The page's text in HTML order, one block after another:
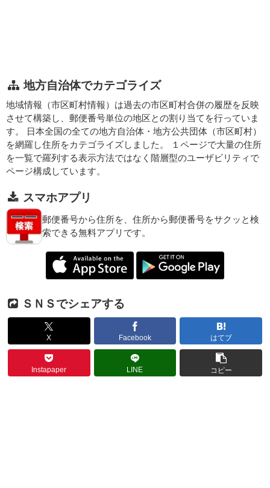
地方自治体でカテゴライズ
地域情報（市区町村情報）は過去の市区町村合併の履歴を反映
させて構築し、郵便番号単位の地区との割り当てを行っていま
す。 日本全国の全ての地方自治体・地方公共団体（市区町村）
を網羅し住所をカテゴライズしました。 １ページで大量の住所
を一覧で羅列する表示方法ではなく階層型のユーザビリティで
ページ構成しています。
スマホアプリ
郵便番号から住所を、住所から郵便番号をサクッと検
索できる無料アプリです。
ＳＮＳでシェアする
X Facebook はてブ
Instapaper LINE コピー